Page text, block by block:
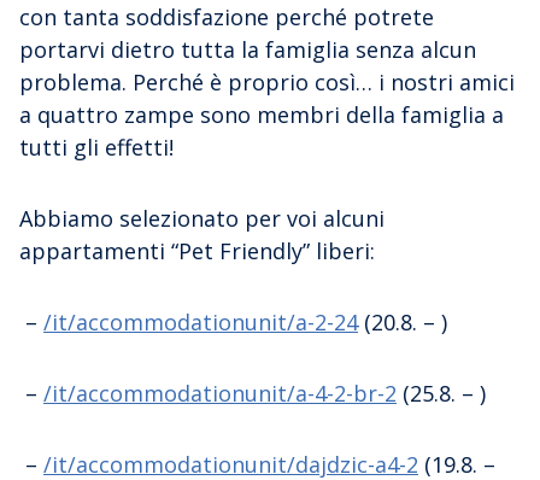
con tanta soddisfazione perché potrete
portarvi dietro tutta la famiglia senza alcun
problema. Perché è proprio così… i nostri amici
a quattro zampe sono membri della famiglia a
tutti gli effetti!
Abbiamo selezionato per voi alcuni
appartamenti “Pet Friendly” liberi:
– /it/accommodationunit/a-2-24(20.8. – )
– /it/accommodationunit/a-4-2-br-2 (25.8. – )
– /it/accommodationunit/dajdzic-a4-2 (19.8. –